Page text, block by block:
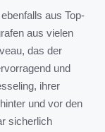
aus Top-
aus vielen
das der
und
ihrer
und vor den
sicherlich